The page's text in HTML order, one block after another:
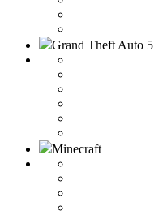
Grand Theft Auto 5
Minecraft